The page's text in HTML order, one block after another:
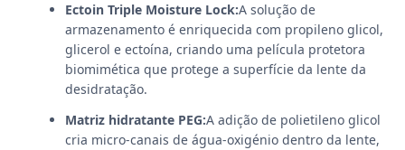
Ectoin Triple Moisture Lock:A solução de
armazenamento é enriquecida com propileno glicol,
glicerol e ectoína, criando uma película protetora
biomimética que protege a superfície da lente da
desidratação.
Matriz hidratante PEG:A adição de polietileno glicol
cria micro-canais de água-oxigénio dentro da lente,